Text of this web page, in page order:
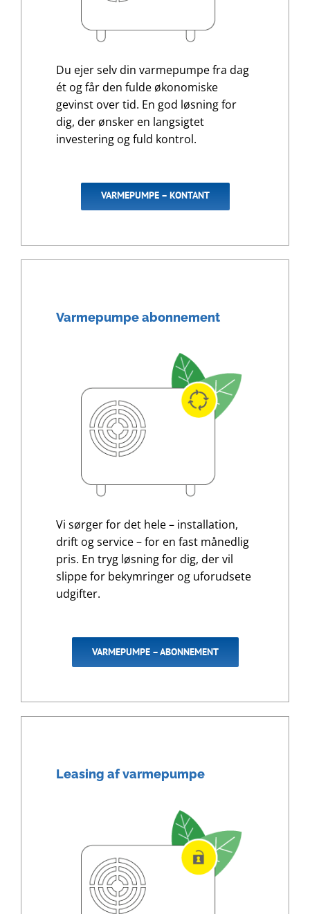
Du ejer selv din varmepumpe fra dag
ét og får den fulde økonomiske
gevinst over tid. En god løsning for
dig, der ønsker en langsigtet
investering og fuld kontrol.
VARMEPUMPE – KONTANT
Varmepumpe abonnement
Vi sørger for det hele – installation,
drift og service – for en fast månedlig
pris. En tryg løsning for dig, der vil
slippe for bekymringer og uforudsete
udgifter.
VARMEPUMPE – ABONNEMENT
Leasing af varmepumpe